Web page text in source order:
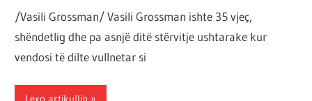
/Vasili Grossman/ Vasili Grossman ishte 35 vjeç,
shëndetlig dhe pa asnjë ditë stërvitje ushtarake kur
vendosi të dilte vullnetar si